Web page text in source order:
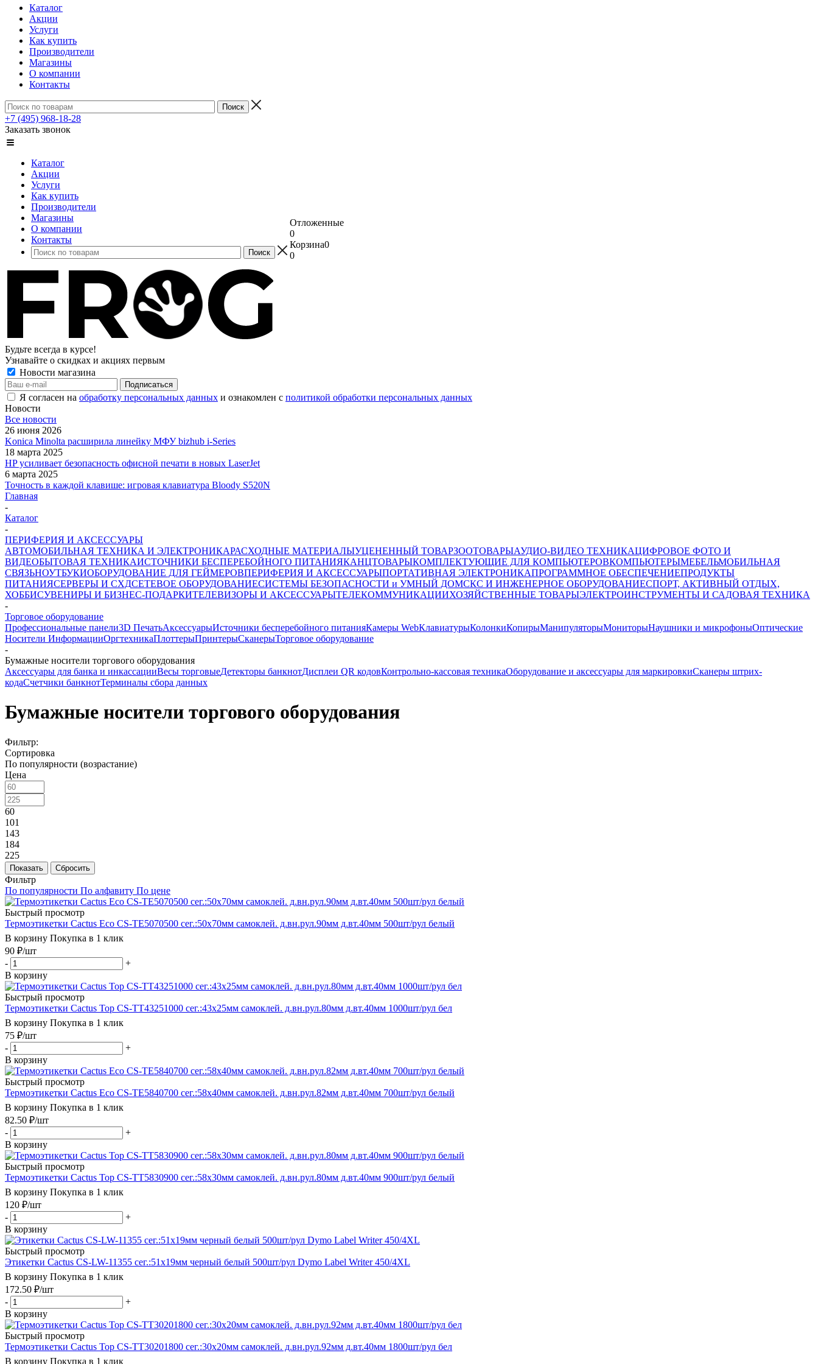
Каталог
Акции
Услуги
Как купить
Производители
Магазины
О компании
Контакты
+7 (495) 968-18-28
Заказать звонок
Каталог
Акции
Услуги
Как купить
Производители
Магазины
О компании
Контакты
Отложенные
0
Корзина0
0
Будьте всегда в курсе!
Узнавайте о скидках и акциях первым
Новости магазина
Я согласен на обработку персональных данных и ознакомлен с политикой обработки персональных данных
Новости
Все новости
26 июня 2026
Konica Minolta расширила линейку МФУ bizhub i-Series
18 марта 2025
HP усиливает безопасность офисной печати в новых LaserJet
6 марта 2025
Точность в каждой клавише: игровая клавиатура Bloody S520N
Главная
-
Каталог
-
ПЕРИФЕРИЯ И АКСЕССУАРЫ
АВТОМОБИЛЬНАЯ ТЕХНИКА И ЭЛЕКТРОНИКАРАСХОДНЫЕ МАТЕРИАЛЫУЦЕНЕННЫЙ ТОВАРЗООТОВАРЫАУДИО-ВИДЕО ТЕХНИКАЦИФРОВОЕ ФОТО И
ВИДЕОБЫТОВАЯ ТЕХНИКАИСТОЧНИКИ БЕСПЕРЕБОЙНОГО ПИТАНИЯКАНЦТОВАРЫКОМПЛЕКТУЮЩИЕ ДЛЯ КОМПЬЮТЕРОВКОМПЬЮТЕРЫМЕБЕЛЬМОБИЛЬНАЯ
СВЯЗЬНОУТБУКИОБОРУДОВАНИЕ ДЛЯ ГЕЙМЕРОВПЕРИФЕРИЯ И АКСЕССУАРЫПОРТАТИВНАЯ ЭЛЕКТРОНИКАПРОГРАММНОЕ ОБЕСПЕЧЕНИЕПРОДУКТЫ
ПИТАНИЯСЕРВЕРЫ И СХДСЕТЕВОЕ ОБОРУДОВАНИЕСИСТЕМЫ БЕЗОПАСНОСТИ и УМНЫЙ ДОМСКС И ИНЖЕНЕРНОЕ ОБОРУДОВАНИЕСПОРТ, АКТИВНЫЙ ОТДЫХ,
ХОББИСУВЕНИРЫ И БИЗНЕС-ПОДАРКИТЕЛЕВИЗОРЫ И АКСЕССУАРЫТЕЛЕКОММУНИКАЦИИХОЗЯЙСТВЕННЫЕ ТОВАРЫЭЛЕКТРОИНСТРУМЕНТЫ И САДОВАЯ ТЕХНИКА
-
Торговое оборудование
Профессиональные панели3D ПечатьАксессуарыИсточники бесперебойного питанияКамеры WebКлавиатурыКолонкиКопирыМанипуляторыМониторыНаушники и микрофоныОптические
Носители ИнформацииОргтехникаПлоттерыПринтерыСканерыТорговое оборудование
-
Бумажные носители торгового оборудования
Аксессуары для банка и инкассацииВесы торговыеДетекторы банкнотДисплеи QR кодовКонтрольно-кассовая техникаОборудование и аксессуары для маркировкиСканеры штрих-
кодаСчетчики банкнотТерминалы сбора данных
Бумажные носители торгового оборудования
Фильтр:
Сортировка
По популярности (возрастание)
Цена
60
101
143
184
225
Показать Сбросить
Фильтр
По популярности По алфавиту По цене
Быстрый просмотр
Термоэтикетки Cactus Eco CS-TE5070500 сег.:50x70мм самоклей. д.вн.рул.90мм д.вт.40мм 500шт/рул белый
В корзину Покупка в 1 клик
90 ₽/шт
-
+
В корзину
Быстрый просмотр
Термоэтикетки Cactus Top CS-TT43251000 сег.:43x25мм самоклей. д.вн.рул.80мм д.вт.40мм 1000шт/рул бел
В корзину Покупка в 1 клик
75 ₽/шт
-
+
В корзину
Быстрый просмотр
Термоэтикетки Cactus Eco CS-TE5840700 сег.:58x40мм самоклей. д.вн.рул.82мм д.вт.40мм 700шт/рул белый
В корзину Покупка в 1 клик
82.50 ₽/шт
-
+
В корзину
Быстрый просмотр
Термоэтикетки Cactus Top CS-TT5830900 сег.:58x30мм самоклей. д.вн.рул.80мм д.вт.40мм 900шт/рул белый
В корзину Покупка в 1 клик
120 ₽/шт
-
+
В корзину
Быстрый просмотр
Этикетки Cactus CS-LW-11355 сег.:51x19мм черный белый 500шт/рул Dymo Label Writer 450/4XL
В корзину Покупка в 1 клик
172.50 ₽/шт
-
+
В корзину
Быстрый просмотр
Термоэтикетки Cactus Top CS-TT30201800 сег.:30x20мм самоклей. д.вн.рул.92мм д.вт.40мм 1800шт/рул бел
В корзину Покупка в 1 клик